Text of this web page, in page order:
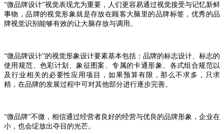
“微品牌设计”视觉表现尤为重要，人们更容易通过视觉接受与记忆新鲜
事物，品牌的视觉形象就是存放在顾客大脑里的品牌标签，优秀的品
牌视觉识别能够有效的让大脑存放与调用。
“微品牌设计”的视觉形象设计要素基本包括：品牌的标志设计、标志的
使用规范、色彩计划、象征图案、专属的卡通形象、各式组合规范以
及行业相关的必要性应用项目，如果预算有限，那么不求多，只求
精，在品牌的发展过程中可对其他部分进行逐步完善。
“微品牌”不微，相信通过经营者良好的经营与优良的品牌形象，企业在
小，也会绽放出夺目的光芒。